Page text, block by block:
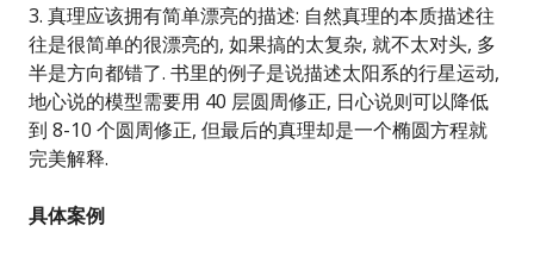
3. 真理应该拥有简单漂亮的描述: 自然真理的本质描述往
往是很简单的很漂亮的, 如果搞的太复杂, 就不太对头, 多
半是方向都错了. 书里的例子是说描述太阳系的行星运动,
地心说的模型需要用 40 层圆周修正, 日心说则可以降低
到 8-10 个圆周修正, 但最后的真理却是一个椭圆方程就
完美解释.
具体案例